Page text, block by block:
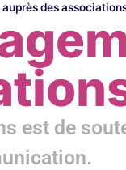
des
est de